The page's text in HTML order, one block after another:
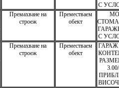
С
Премахване на
строеж
Преместваем
обект
С
Премахване на
строеж
Преместваем
обект
ГАРАЖ